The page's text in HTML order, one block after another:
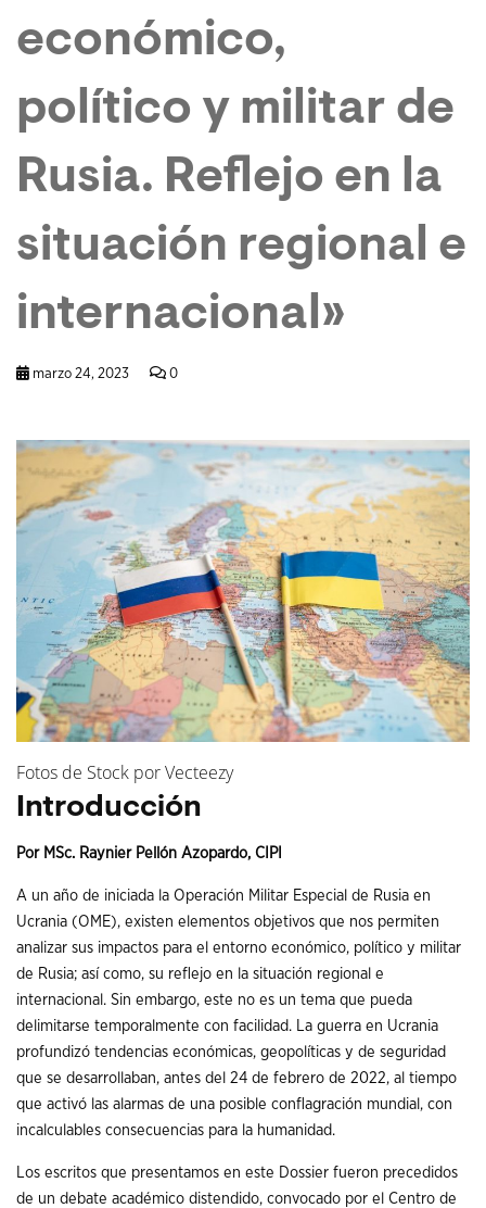
económico,
político y militar de
Rusia. Reflejo en la
situación regional e
internacional»
marzo 24, 2023 0
Fotos de Stock por Vecteezy
Introducción
Por MSc. Raynier Pellón Azopardo, CIPI
A un año de iniciada la Operación Militar Especial de Rusia en
Ucrania (OME), existen elementos objetivos que nos permiten
analizar sus impactos para el entorno económico, político y militar
de Rusia; así como, su reflejo en la situación regional e
internacional. Sin embargo, este no es un tema que pueda
delimitarse temporalmente con facilidad. La guerra en Ucrania
profundizó tendencias económicas, geopolíticas y de seguridad
que se desarrollaban, antes del 24 de febrero de 2022, al tiempo
que activó las alarmas de una posible conflagración mundial, con
incalculables consecuencias para la humanidad.
Los escritos que presentamos en este Dossier fueron precedidos
de un debate académico distendido, convocado por el Centro de